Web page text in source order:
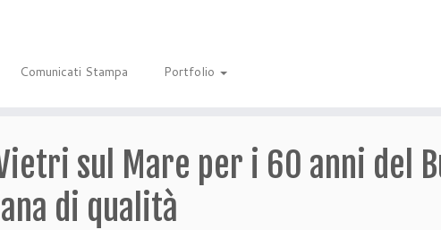
Comunicati Stampa Portfolio
sul Mare per i 60 anni del
di qualità